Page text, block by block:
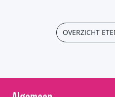
OVERZICHT